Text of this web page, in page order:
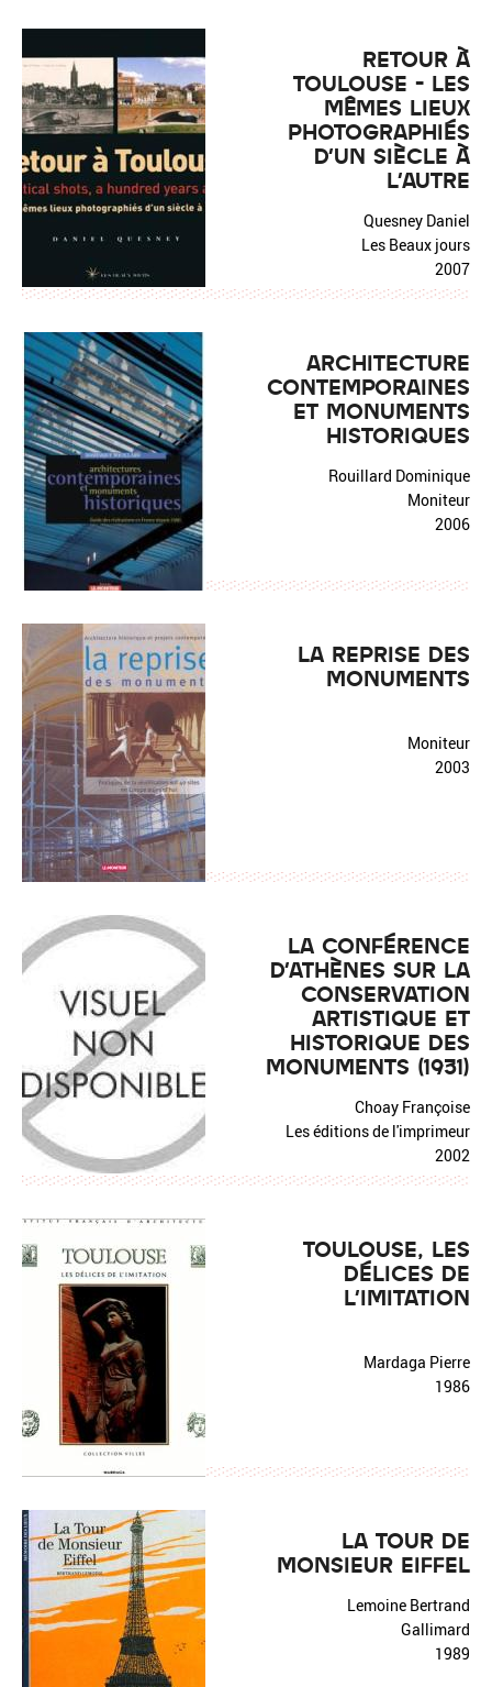
RETOUR À
TOULOUSE - LES
MÊMES LIEUX
PHOTOGRAPHIÉS
D'UN SIÈCLE À
L'AUTRE
Quesney Daniel
Les Beaux jours
2007
ARCHITECTURE
CONTEMPORAINES
ET MONUMENTS
HISTORIQUES
Rouillard Dominique
Moniteur
2006
LA REPRISE DES
MONUMENTS
Moniteur
2003
LA CONFÉRENCE
D'ATHÈNES SUR LA
CONSERVATION
ARTISTIQUE ET
HISTORIQUE DES
MONUMENTS (1931)
Choay Françoise
Les éditions de l'imprimeur
2002
TOULOUSE, LES
DÉLICES DE
L'IMITATION
Mardaga Pierre
1986
LA TOUR DE
MONSIEUR EIFFEL
Lemoine Bertrand
Gallimard
1989